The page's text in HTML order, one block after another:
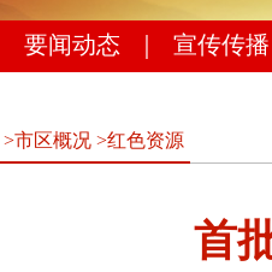
要闻动态 宣传传播
>市区概况 >红色资源
首